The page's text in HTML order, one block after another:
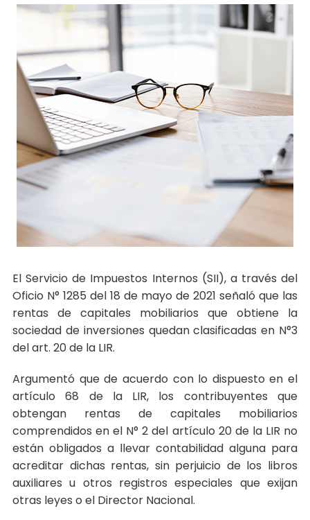
El Servicio de Impuestos Internos (SII), a través del
Oficio N° 1285 del 18 de mayo de 2021 señaló que las
rentas de capitales mobiliarios que obtiene la
sociedad de inversiones quedan clasificadas en N°3
del art. 20 de la LIR.
Argumentó que de acuerdo con lo dispuesto en el
artículo 68 de la LIR, los contribuyentes que
obtengan rentas de capitales mobiliarios
comprendidos en el N° 2 del artículo 20 de la LIR no
están obligados a llevar contabilidad alguna para
acreditar dichas rentas, sin perjuicio de los libros
auxiliares u otros registros especiales que exijan
otras leyes o el Director Nacional.